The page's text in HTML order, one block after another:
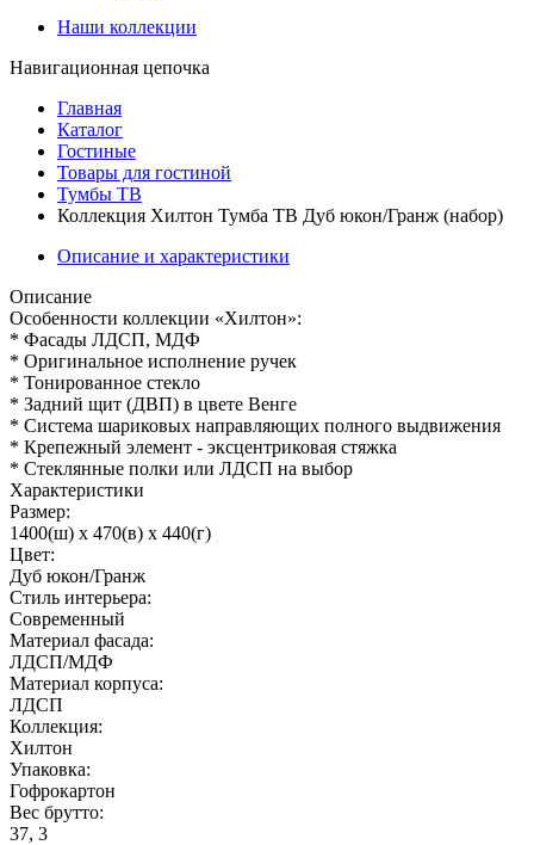
Наши коллекции
Навигационная цепочка
Главная
Каталог
Гостиные
Товары для гостиной
Тумбы ТВ
Коллекция Хилтон Тумба ТВ Дуб юкон/Гранж (набор)
Описание и характеристики
Описание
Особенности коллекции «Хилтон»:
* Фасады ЛДСП, МДФ
* Оригинальное исполнение ручек
* Тонированное стекло
* Задний щит (ДВП) в цвете Венге
* Система шариковых направляющих полного выдвижения
* Крепежный элемент - эксцентриковая стяжка
* Стеклянные полки или ЛДСП на выбор
Характеристики
Размер:
1400(ш) x 470(в) x 440(г)
Цвет:
Дуб юкон/Гранж
Стиль интерьера:
Современный
Материал фасада:
ЛДСП/МДФ
Материал корпуса:
ЛДСП
Коллекция:
Хилтон
Упаковка:
Гофрокартон
Вес брутто:
37, 3